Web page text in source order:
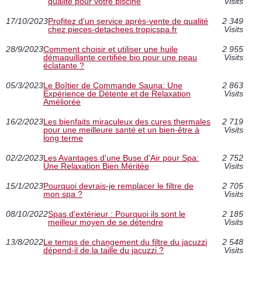
17/10/2023Profitez d'un service après-vente de qualité
chez pieces-detachees.tropicspa.fr
2 349
Visits
28/9/2023Comment choisir et utiliser une huile
démaquillante certifiée bio pour une peau
éclatante ?
2 955
Visits
05/3/2023Le Boîtier de Commande Sauna: Une
Expérience de Détente et de Relaxation
Améliorée
2 863
Visits
16/2/2023Les bienfaits miraculeux des cures thermales
pour une meilleure santé et un bien-être à
long terme
2 719
Visits
02/2/2023Les Avantages d'une Buse d'Air pour Spa:
Une Relaxation Bien Méritée
2 752
Visits
15/1/2023Pourquoi devrais-je remplacer le filtre de
mon spa ?
2 705
Visits
08/10/2022Spas d'extérieur : Pourquoi ils sont le
meilleur moyen de se détendre
2 185
Visits
13/8/2022Le temps de changement du filtre du jacuzzi
dépend-il de la taille du jacuzzi ?
2 548
Visits